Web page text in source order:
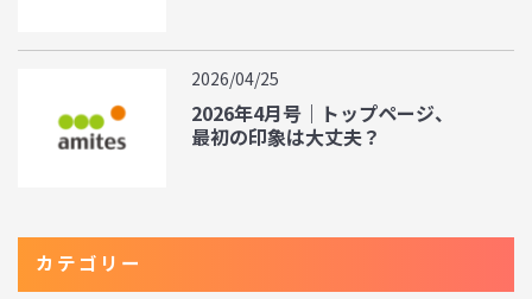
2026/04/25
2026年4月号｜トップページ、
最初の印象は大丈夫？
カテゴリー